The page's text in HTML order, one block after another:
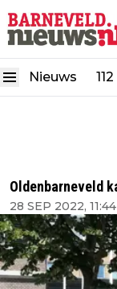
Nieuws 112
Oldenbarneveld
28 SEP 2022, 11:44